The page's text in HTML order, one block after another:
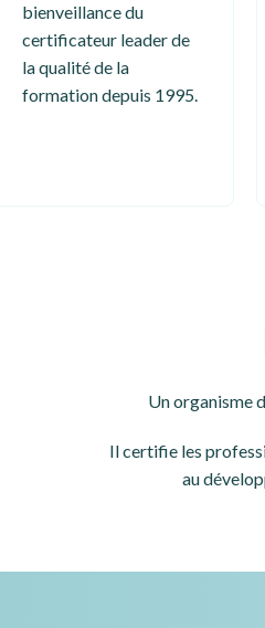
bienveillance du
certificateur leader de
la qualité de la
formation depuis 1995.
Un organisme
Il certifie les
au